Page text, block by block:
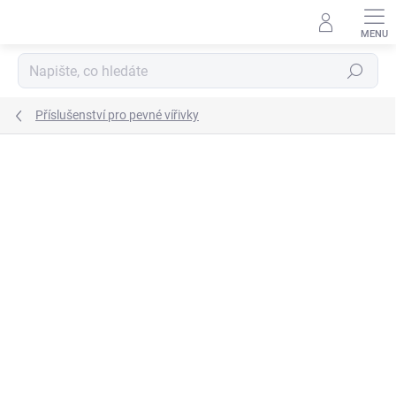
Hledat
Příslušenství pro pevné vířivky